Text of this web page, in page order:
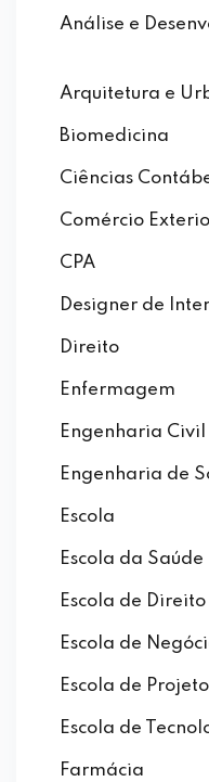
Análise e
Arquitetura e
Biomedicina
Ciências
Comércio
CPA
Designer de
Direito
Enfermagem
Engenharia Civil
Engenharia de
Escola
Escola da Saúde
Escola de Direito
Escola de
Escola de
Escola de
Farmácia